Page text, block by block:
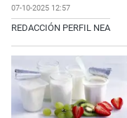
07-10-2025 12:57
REDACCIÓN PERFIL NEA